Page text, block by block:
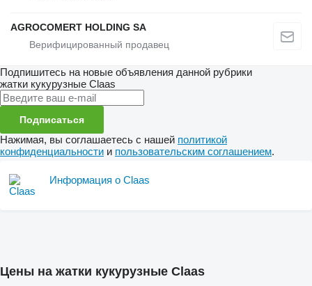
AGROCOMERT HOLDING SA
Подпишитесь на новые объявления данной рубрики
жатки кукурузные Claas
Подписаться
Нажимая, вы соглашаетесь с нашей политикой
конфиденциальности и пользовательским соглашением.
Информация о Claas
Цены на жатки кукурузные Claas